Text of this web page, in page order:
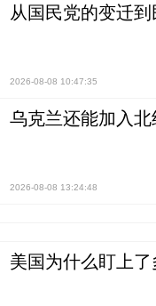
从国民党的变迁
2026-08-08 10:47:35
乌克兰还能加入北
2026-08-08 13:24:48
美国为什么盯上